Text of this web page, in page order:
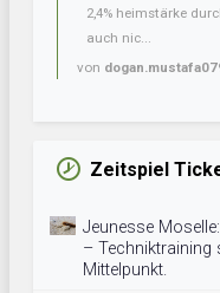
2,4% heimstärke
auch nic...
von
Zeitspiel
Jeunesse
– Techniktraining
Mittelpunkt.